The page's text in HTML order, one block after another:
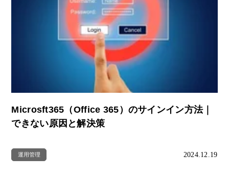
Microsft365（Office 365）のサインイン方法｜
できない原因と解決策
運用管理 2024.12.19